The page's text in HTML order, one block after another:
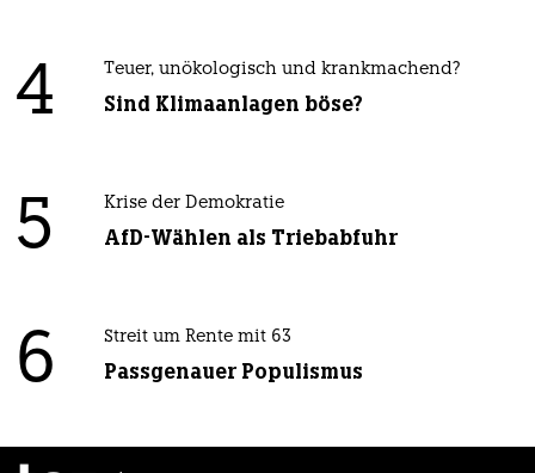
4 Teuer, unökologisch und krankmachend?
Sind Klimaanlagen böse?
5 Krise der Demokratie
AfD-Wählen als Triebabfuhr
6 Streit um Rente mit 63
Passgenauer Populismus